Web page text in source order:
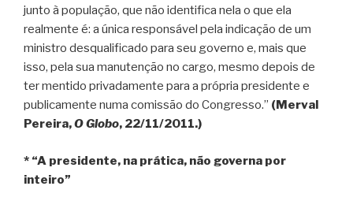
junto à população, que não identifica nela o que ela
realmente é: a única responsável pela indicação de um
ministro desqualificado para seu governo e, mais que
isso, pela sua manutenção no cargo, mesmo depois de
ter mentido privadamente para a própria presidente e
publicamente numa comissão do Congresso.” (Merval
Pereira,O Globo, 22/11/2011.)
* “A presidente, na prática, não governa por
inteiro”